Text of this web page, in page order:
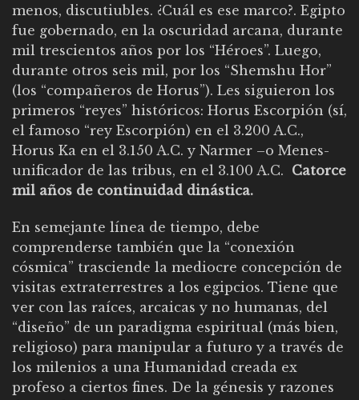
menos, discutiubles. ¿Cuál es ese marco?. Egipto
fue gobernado, en la oscuridad arcana, durante
mil trescientos años por los “Héroes”. Luego,
durante otros seis mil, por los “Shemshu Hor”
(los “compañeros de Horus”). Les siguieron los
primeros “reyes” históricos: Horus Escorpión (sí,
el famoso “rey Escorpión) en el 3.200 A.C.,
Horus Ka en el 3.150 A.C. y Narmer –o Menes-
unificador de las tribus, en el 3.100 A.C. Catorce
mil años de continuidad dinástica.
En semejante línea de tiempo, debe
comprenderse también que la “conexión
cósmica” trasciende la mediocre concepción de
visitas extraterrestres a los egipcios. Tiene que
ver con las raíces, arcaicas y no humanas, del
“diseño” de un paradigma espiritual (más bien,
religioso) para manipular a futuro y a través de
los milenios a una Humanidad creada ex
profeso a ciertos fines. De la génesis y razones